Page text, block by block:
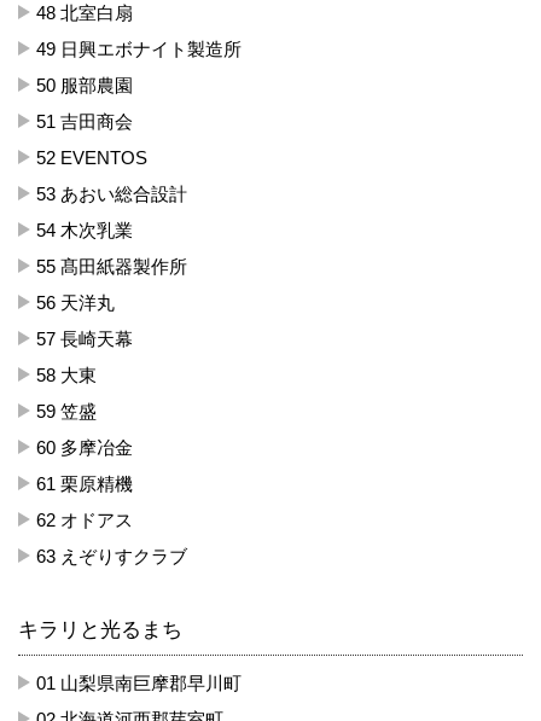
48 北室白扇
49 日興エボナイト製造所
50 服部農園
51 吉田商会
52 EVENTOS
53 あおい総合設計
54 木次乳業
55 髙田紙器製作所
56 天洋丸
57 長崎天幕
58 大東
59 笠盛
60 多摩冶金
61 栗原精機
62 オドアス
63 えぞりすクラブ
キラリと光るまち
01 山梨県南巨摩郡早川町